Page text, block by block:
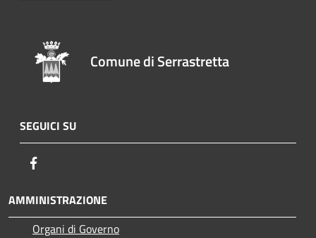
Comune di Serrastretta
SEGUICI SU
AMMINISTRAZIONE
Organi di Governo